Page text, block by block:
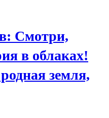
Смотри,
в облаках!
земля,